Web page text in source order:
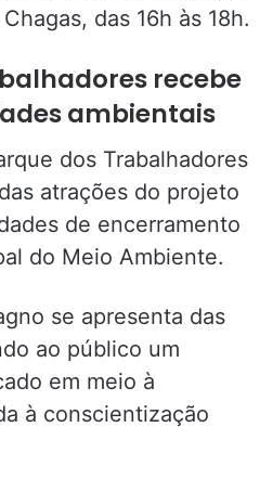
das 16h às 18h.
recebe
ambientais
dos Trabalhadores
atrações do projeto
de encerramento
do Meio Ambiente.
se apresenta das
ao público um
em meio à
à conscientização